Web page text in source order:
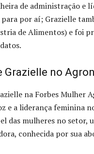
de administração e
por aí; Grazielle
de Alimentos) e foi
Grazielle no
na Forbes Mulher
e a liderança feminina
das mulheres no
conhecida por sua